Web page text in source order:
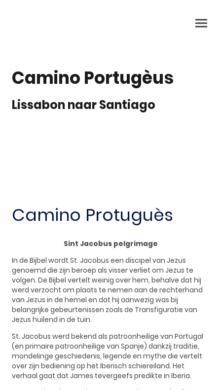
Camino Portugèus
Lissabon naar Santiago
Camino Protuguès
Sint Jacobus pelgrimage
In de Bijbel wordt St. Jacobus een discipel van Jezus
genoemd die zijn beroep als visser verliet om Jezus te
volgen. De Bijbel vertelt weinig over hem, behalve dat hij
werd verzocht om plaats te nemen aan de rechterhand
van Jezus in de hemel en dat hij aanwezig was bij
belangrijke gebeurtenissen zoals de Transfiguratie van
Jezus huilend in de tuin.
St. Jacobus werd bekend als patroonheilige van Portugal
(en primaire patroonheilige van Spanje) dankzij traditie,
mondelinge geschiedenis, legende en mythe die vertelt
over zijn bediening op het Iberisch schiereiland. Het
verhaal gaat dat James tevergeefs predikte in Iberia.